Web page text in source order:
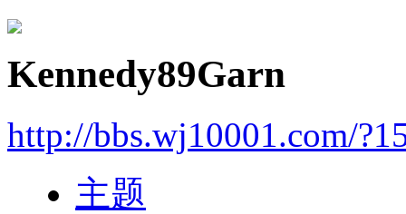
Kennedy89Garn
http://bbs.wj10001.com/
主题